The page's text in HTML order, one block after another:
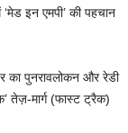
इन एमपी’ की पहचान
का पुनरावलोकन और रेडी
तेज़-मार्ग (फास्ट ट्रैक)